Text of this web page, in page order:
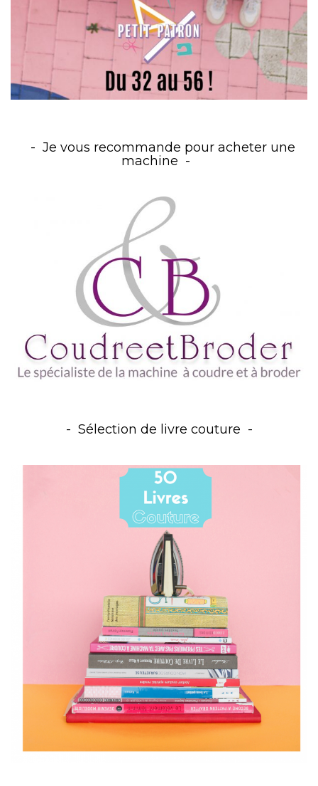
Je vous recommande pour acheter une
machine
Sélection de livre couture